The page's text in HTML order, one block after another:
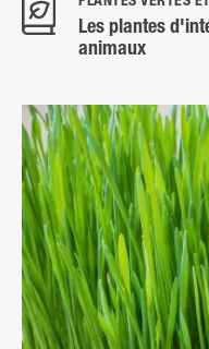
Les plantes
animaux